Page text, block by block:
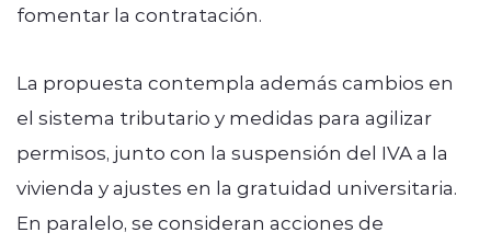
fomentar la contratación.
La propuesta contempla además cambios en
el sistema tributario y medidas para agilizar
permisos, junto con la suspensión del IVA a la
vivienda y ajustes en la gratuidad universitaria.
En paralelo, se consideran acciones de